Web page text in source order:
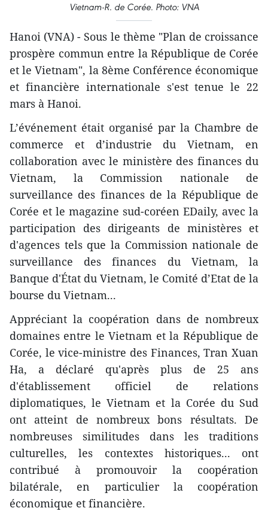
Vietnam-R. de Corée. Photo: VNA
Hanoi (VNA) - Sous le thème "Plan de croissance
prospère commun entre la République de Corée
et le Vietnam", la 8ème Conférence économique
et financière internationale s'est tenue le 22
mars à Hanoi.
L’événement était organisé par la Chambre de
commerce et d’industrie du Vietnam, en
collaboration avec le ministère des finances du
Vietnam, la Commission nationale de
surveillance des finances de la République de
Corée et le magazine sud-coréen EDaily, avec la
participation des dirigeants de ministères et
d'agences tels que la Commission nationale de
surveillance des finances du Vietnam, la
Banque d'État du Vietnam, le Comité d’Etat de la
bourse du Vietnam...
Appréciant la coopération dans de nombreux
domaines entre le Vietnam et la République de
Corée, le vice-ministre des Finances, Tran Xuan
Ha, a déclaré qu'après plus de 25 ans
d'établissement officiel de relations
diplomatiques, le Vietnam et la Corée du Sud
ont atteint de nombreux bons résultats. De
nombreuses similitudes dans les traditions
culturelles, les contextes historiques... ont
contribué à promouvoir la coopération
bilatérale, en particulier la coopération
économique et financière.